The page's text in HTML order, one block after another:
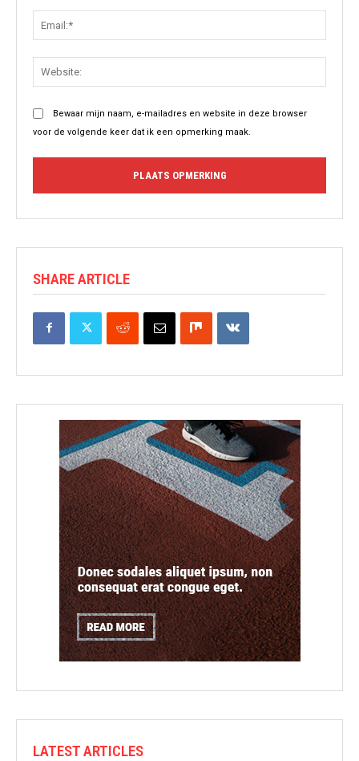
Bewaar mijn naam, e-mailadres en website in deze browser
voor de volgende keer dat ik een opmerking maak.
SHARE ARTICLE
LATEST ARTICLES